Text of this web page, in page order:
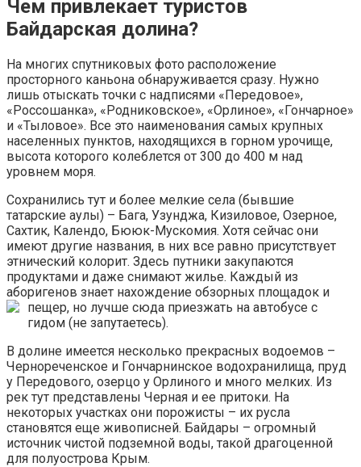
Чем привлекает туристов
Байдарская долина?
На многих спутниковых фото расположение
просторного каньона обнаруживается сразу. Нужно
лишь отыскать точки с надписями «Передовое»,
«Россошанка», «Родниковское», «Орлиное», «Гончарное»
и «Тыловое». Все это наименования самых крупных
населенных пунктов, находящихся в горном урочище,
высота которого колеблется от 300 до 400 м над
уровнем моря.
Сохранились тут и более мелкие села (бывшие
татарские аулы) – Бага, Узунджа, Кизиловое, Озерное,
Сахтик, Календо, Бююк-Мускомия. Хотя сейчас они
имеют другие названия, в них все равно присутствует
этнический колорит. Здесь путники закупаются
продуктами и даже снимают жилье. Каждый из
аборигенов знает нахождение обзорных площадок и
пещер, но лучше сюда приезжать на автобусе с
гидом (не запутаетесь).
В долине имеется несколько прекрасных водоемов –
Чернореченское и Гончарнинское водохранилища, пруд
у Передового, озерцо у Орлиного и много мелких. Из
рек тут представлены Черная и ее притоки. На
некоторых участках они порожисты – их русла
становятся еще живописней. Байдары – огромный
источник чистой подземной воды, такой драгоценной
для полуострова Крым.